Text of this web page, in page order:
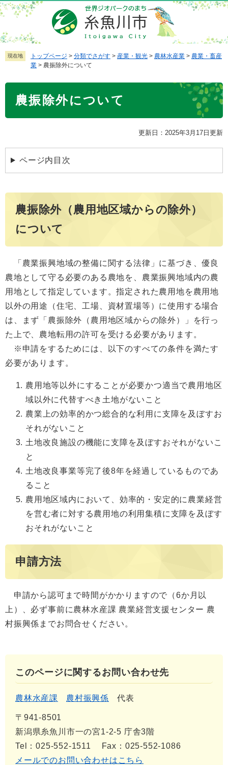
ペ
ー
ジ
の
先
メ
ニ
ュ
ー
を
本
現在地 トップページ > 分類でさがす > 産業・観光 > 農林水産業 > 農業・畜産
業 > 農振除外について
農振除外について
更新日：2025年3月17日更新
ページ内目次
農振除外（農用地区域からの除外）
について
「農業振興地域の整備に関する法律」に基づき、優良
農地として守る必要のある農地を、農業振興地域内の農
用地として指定しています。指定された農用地を農用地
以外の用途（住宅、工場、資材置場等）に使用する場合
は、まず「農振除外（農用地区域からの除外）」を行っ
た上で、農地転用の許可を受ける必要があります。
※申請をするためには、以下のすべての条件を満たす
必要があります。
農用地等以外にすることが必要かつ適当で農用地区
域以外に代替すべき土地がないこと
農業上の効率的かつ総合的な利用に支障を及ぼすお
それがないこと
土地改良施設の機能に支障を及ぼすおそれがないこ
と
土地改良事業等完了後8年を経過しているものであ
ること
農用地区域内において、効率的・安定的に農業経営
を営む者に対する農用地の利用集積に支障を及ぼす
おそれがないこと
申請方法
申請から認可まで時間がかかりますので（6か月以
上）、必ず事前に農林水産課 農業経営支援センター 農
村振興係までお問合せください。
このページに関するお問い合わせ先
農林水産課 農村振興係 代表
〒941-8501
新潟県糸魚川市一の宮1-2-5 庁舎3階
Tel：025-552-1511
Fax：025-552-1086
メールでのお問い合わせはこちら